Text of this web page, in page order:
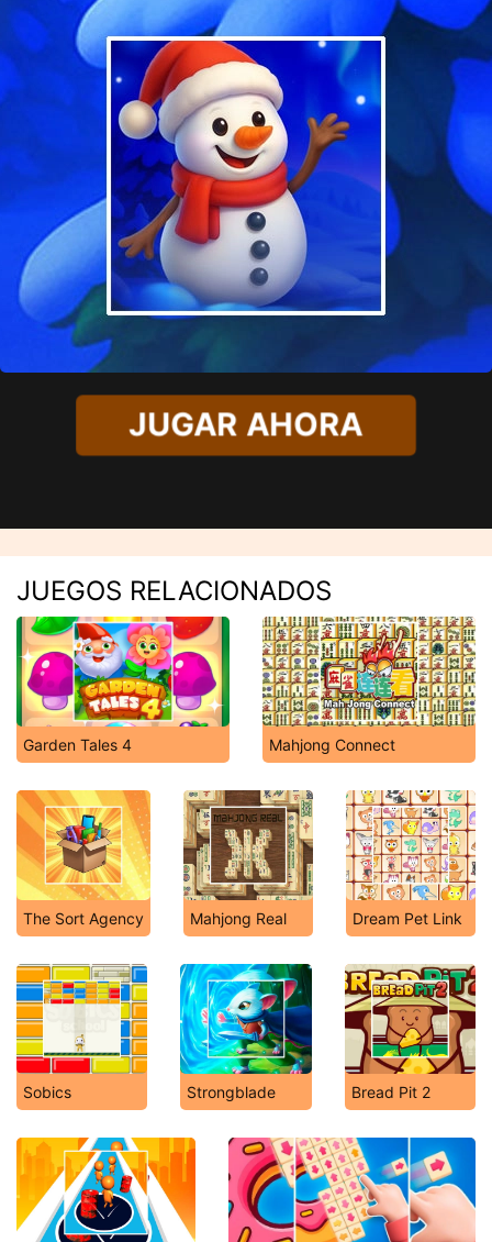
JUGAR AHORA
JUEGOS RELACIONADOS
Garden Tales 4 Mahjong Connect
The Sort Agency Mahjong Real Dream Pet Link
Sobics Strongblade Bread Pit 2